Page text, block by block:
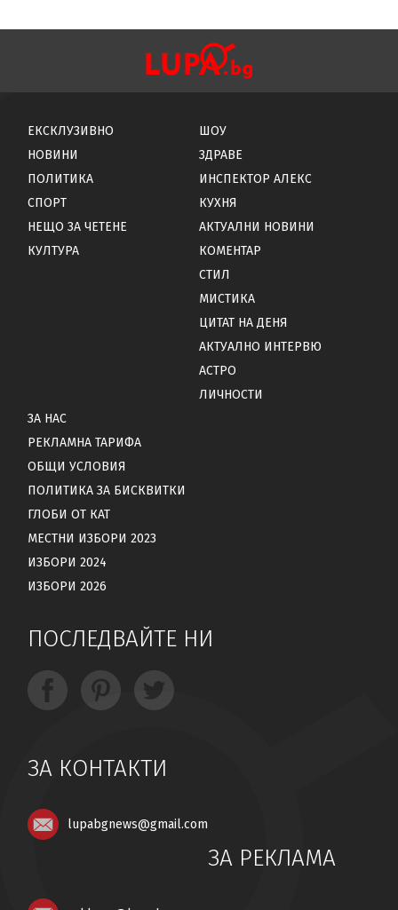
ЕКСКЛУЗИВНО
НОВИНИ
ПОЛИТИКА
СПОРТ
НЕЩО ЗА ЧЕТЕНЕ
КУЛТУРА
ШОУ
ЗДРАВЕ
ИНСПЕКТОР АЛЕКС
КУХНЯ
АКТУАЛНИ НОВИНИ
КОМЕНТАР
СТИЛ
МИСТИКА
ЦИТАТ НА ДЕНЯ
АКТУАЛНО ИНТЕРВЮ
АСТРО
ЛИЧНОСТИ
ЗА НАС
РЕКЛАМНА ТАРИФА
ОБЩИ УСЛОВИЯ
ПОЛИТИКА ЗА БИСКВИТКИ
ГЛОБИ ОТ КАТ
МЕСТНИ ИЗБОРИ 2023
ИЗБОРИ 2024
ИЗБОРИ 2026
ПОСЛЕДВАЙТЕ НИ
ЗА КОНТАКТИ
lupabgnews@gmail.com
ЗА РЕКЛАМА